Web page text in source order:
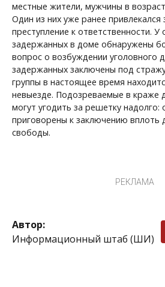
местные жители, мужчины в
Один из них уже ранее привлекался
преступление к ответственности. У
задержанных в доме обнаружены
вопрос о возбуждении уголовного
задержанных заключены под
группы в настоящее время
невыезде. Подозреваемые в краже
могут угодить за решетку надолго:
приговорены к заключению вплоть
свободы.
РЕКЛАМА
Автор:
Информационный штаб (ШИ)